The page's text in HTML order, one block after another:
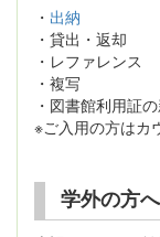
・ 出納
・貸出・返却
・レファレンス
・複写
・図書館利用証
※ご入用の方はカ
学外の方